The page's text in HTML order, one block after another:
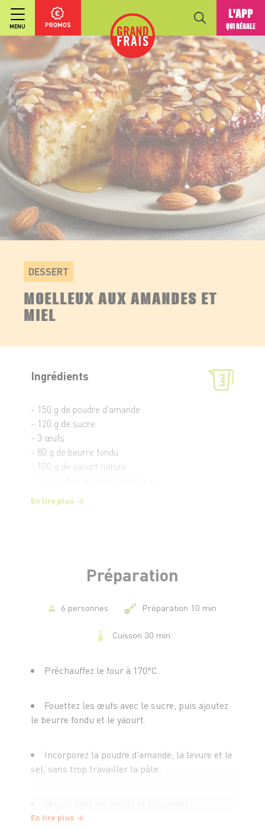
MENU PROMOS
L'APP
QUI RÉGALE
DESSERT
MOELLEUX AUX AMANDES ET
MIEL
Ingrédients
- 150 g de poudre d'amande
- 120 g de sucre
- 3 œufs
- 80 g de beurre fondu
- 100 g de yaourt nature
- 1 sachet d'amandes effilées
En lire plus
Préparation
6 personnes Préparation 10 min
Cuisson 30 min
Préchauffez le four à 170°C.
Fouettez les œufs avec le sucre, puis ajoutez
le beurre fondu et le yaourt.
Incorporez la poudre d'amande, la levure et le
sel, sans trop travailler la pâte.
d'amandes effilées et d'amandes entières.
En lire plus